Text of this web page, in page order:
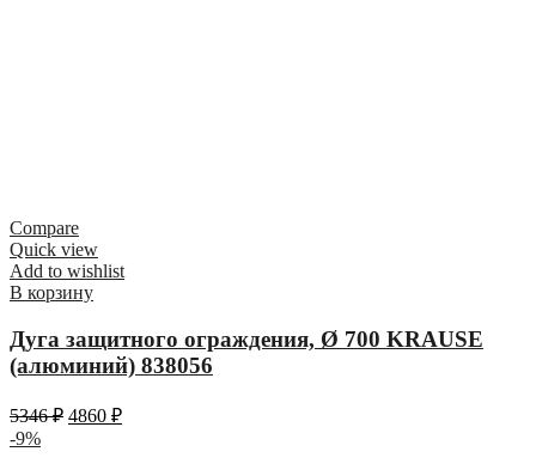
Compare
Quick view
Add to wishlist
В корзину
Дуга защитного ограждения, Ø 700 KRAUSE
(алюминий) 838056
5346₽ 4860 ₽
-9%